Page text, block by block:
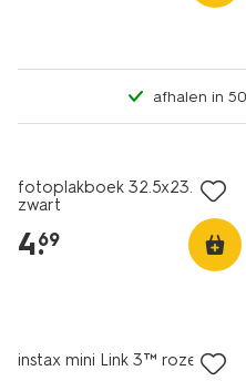
afhalen in
fotoplakboek 32.5x23.2
zwart
4.
69
instax mini Link 3™ roze